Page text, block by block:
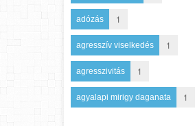
adózás 1
agresszív viselkedés 1
agresszivitás 1
agyalapi mirigy daganata 1